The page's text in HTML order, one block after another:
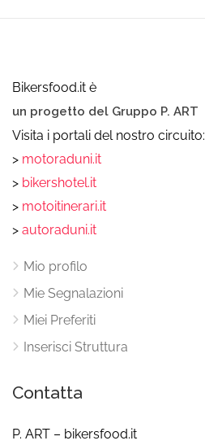
Bikersfood.it è
un progetto del Gruppo P. ART
Visita i portali del nostro circuito:
> motoraduni.it
> bikershotel.it
> motoitinerari.it
> autoraduni.it
Mio profilo
Mie Segnalazioni
Miei Preferiti
Inserisci Struttura
Contatta
P. ART – bikersfood.it